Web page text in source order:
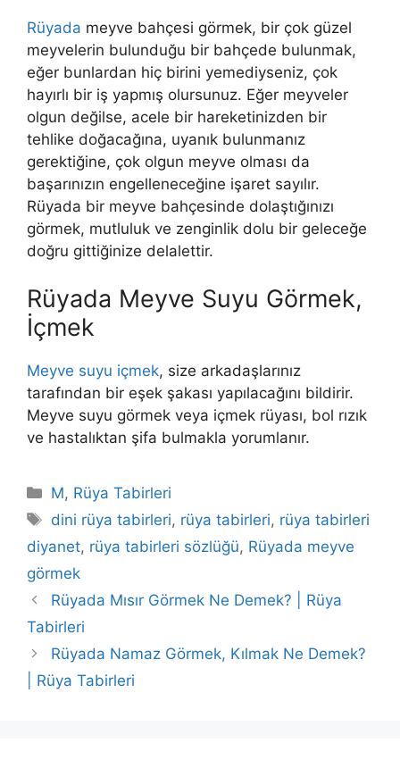
Rüyada meyve bahçesi görmek, bir çok güzel
meyvelerin bulunduğu bir bahçede bulunmak,
eğer bunlardan hiç birini yemediyseniz, çok
hayırlı bir iş yapmış olursunuz. Eğer meyveler
olgun değilse, acele bir hareketinizden bir
tehlike doğacağına, uyanık bulunmanız
gerektiğine, çok olgun meyve olması da
başarınızın engelleneceğine işaret sayılır.
Rüyada bir meyve bahçesinde dolaştığınızı
görmek, mutluluk ve zenginlik dolu bir geleceğe
doğru gittiğinize delalettir.
Rüyada Meyve Suyu Görmek,
İçmek
Meyve suyu içmek, size arkadaşlarınız
tarafından bir eşek şakası yapılacağını bildirir.
Meyve suyu görmek veya içmek rüyası, bol rızık
ve hastalıktan şifa bulmakla yorumlanır.
Kategoriler
M, Rüya Tabirleri
Etiketler
dini rüya tabirleri, rüya tabirleri, rüya tabirleri
diyanet, rüya tabirleri sözlüğü, Rüyada meyve
görmek
Rüyada Mısır Görmek Ne Demek? | Rüya
Tabirleri
Rüyada Namaz Görmek, Kılmak Ne Demek?
| Rüya Tabirleri